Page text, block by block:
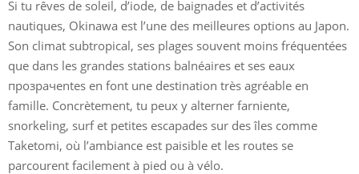
Si tu rêves de soleil, d’iode, de baignades et d’activités
nautiques, Okinawa est l’une des meilleures options au Japon.
Son climat subtropical, ses plages souvent moins fréquentées
que dans les grandes stations balnéaires et ses eaux
прозрачentes en font une destination très agréable en
famille. Concrètement, tu peux y alterner farniente,
snorkeling, surf et petites escapades sur des îles comme
Taketomi, où l’ambiance est paisible et les routes se
parcourent facilement à pied ou à vélo.